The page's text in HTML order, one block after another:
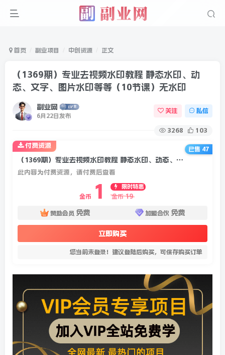
首页 副业项目 中创资源 正文
（1369期）专业去视频水印教程 静态水印、动
态、文字、图片水印等等（10节课）无水印
副业网
6月22日发布
关注 私信
3268 103
（1369期）专业去视频水印教程 静态水印、动态、文字、图片水印等等（10节课）无水印
此内容为付费资源，请付费后查看
金币 1
限时特惠
金币 19
赞助会员 免费 加盟合伙 免费
立即购买
您当前未登录！建议登陆后购买，可保存购买订单
付费资源
已售 47